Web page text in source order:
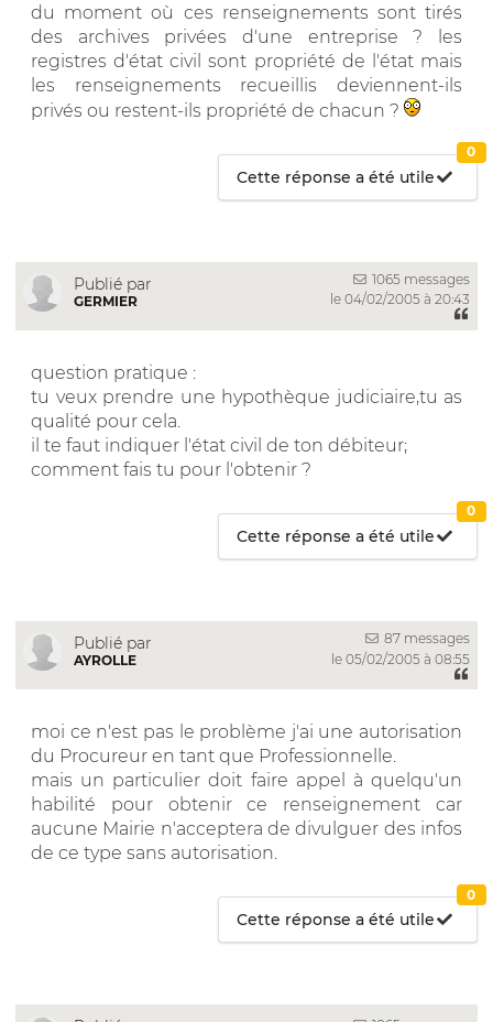
du moment où ces renseignements sont tirés
des archives privées d'une entreprise ? les
registres d'état civil sont propriété de l'état mais
les renseignements recueillis deviennent-ils
privés ou restent-ils propriété de chacun ?
Cette réponse a été utile
0
Publié par
GERMIER
1065 messages
le 04/02/2005 à 20:43
question pratique :
tu veux prendre une hypothèque judiciaire,tu as
qualité pour cela.
il te faut indiquer l'état civil de ton débiteur;
comment fais tu pour l'obtenir ?
Cette réponse a été utile
0
Publié par
AYROLLE
87 messages
le 05/02/2005 à 08:55
moi ce n'est pas le problème j'ai une autorisation
du Procureur en tant que Professionnelle.
mais un particulier doit faire appel à quelqu'un
habilité pour obtenir ce renseignement car
aucune Mairie n'acceptera de divulguer des infos
de ce type sans autorisation.
Cette réponse a été utile
0